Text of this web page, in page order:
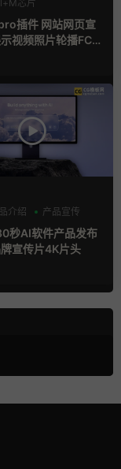
芯片
插件 网站网页宣
视频照片轮播FCP
介绍 产品宣传
秒AI软件产品发布
宣传片4K片头